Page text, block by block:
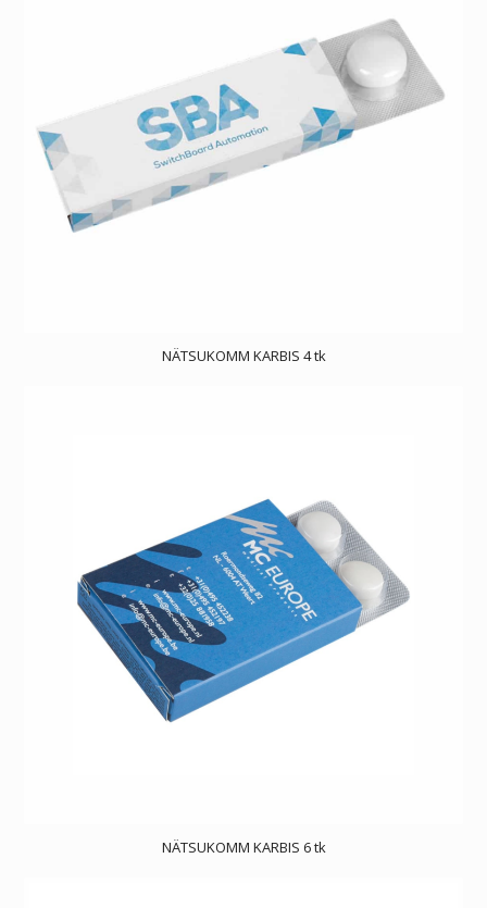
NÄTSUKOMM KARBIS 4 tk
NÄTSUKOMM KARBIS 6 tk